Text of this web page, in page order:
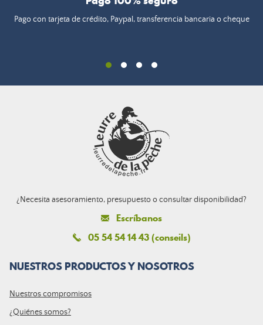
Pago con tarjeta de crédito, Paypal, transferencia bancaria o cheque
¿Necesita asesoramiento, presupuesto o consultar disponibilidad?
Escríbanos
05 54 54 14 43 (conseils)
NUESTROS PRODUCTOS Y NOSOTROS
Nuestros compromisos
¿Quiénes somos?